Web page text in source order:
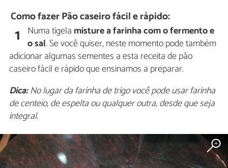
Como fazer Pão caseiro fácil e rápido:
1 Numa tigela misture a farinha com o fermento e
o sal. Se você quiser, neste momento pode também
adicionar algumas sementes a esta receita de pão
caseiro fácil e rápido que ensinamos a preparar.
Dica:No lugar da farinha de trigo você pode usar farinha
de centeio, de espelta ou qualquer outra, desde que seja
integral.